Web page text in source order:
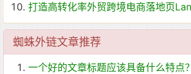
打造高转化率外贸跨境电商落地页
蜘蛛外链文章推荐
一个好的文章标题应该具备什么特点？